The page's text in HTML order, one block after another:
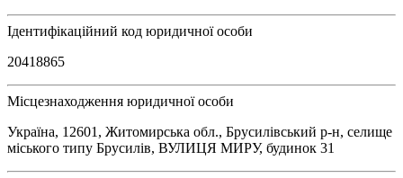
Ідентифікаційний код юридичної особи
20418865
Місцезнаходження юридичної особи
Україна, 12601, Житомирська обл., Брусилівський р-н, селище
міського типу Брусилів, ВУЛИЦЯ МИРУ, будинок 31